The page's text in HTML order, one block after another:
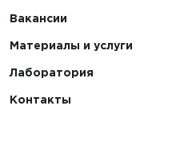
Вакансии
Материалы и услуги
Лаборатория
Контакты